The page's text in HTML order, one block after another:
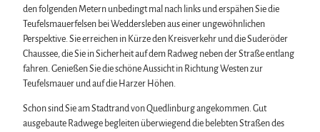
den folgenden Metern unbedingt mal nach links und erspähen Sie die
Teufelsmauerfelsen bei Weddersleben aus einer ungewöhnlichen
Perspektive. Sie erreichen in Kürze den Kreisverkehr und die Suderöder
Chaussee, die Sie in Sicherheit auf dem Radweg neben der Straße entlang
fahren. Genießen Sie die schöne Aussicht in Richtung Westen zur
Teufelsmauer und auf die Harzer Höhen.
Schon sind Sie am Stadtrand von Quedlinburg angekommen. Gut
ausgebaute Radwege begleiten überwiegend die belebten Straßen des